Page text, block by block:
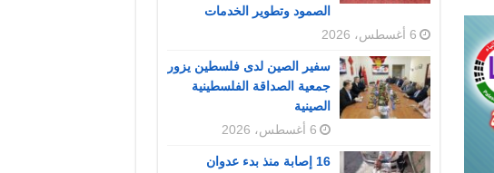
الصمود وتطوير الخدمات
6 أغسطس، 2026
سفير الصين لدى فلسطين يزور
جمعية الصداقة الفلسطينية
الصينية
6 أغسطس، 2026
16 إصابة منذ بدء عدوان